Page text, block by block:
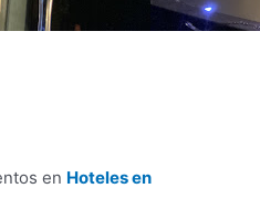
en Hoteles en